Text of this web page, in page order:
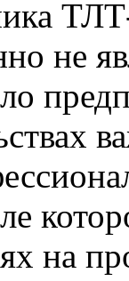
не
на